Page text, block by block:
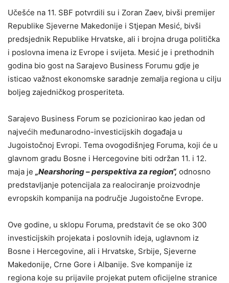
Učešće na 11. SBF potvrdili su i Zoran Zaev, bivši premijer
Republike Sjeverne Makedonije i Stjepan Mesić, bivši
predsjednik Republike Hrvatske, ali i brojna druga politička
i poslovna imena iz Evrope i svijeta. Mesić je i prethodnih
godina bio gost na Sarajevo Business Forumu gdje je
isticao važnost ekonomske saradnje zemalja regiona u cilju
boljeg zajedničkog prosperiteta.
Sarajevo Business Forum se pozicionirao kao jedan od
najvećih međunarodno-investicijskih događaja u
Jugoistočnoj Evropi. Tema ovogodišnjeg Foruma, koji će u
glavnom gradu Bosne i Hercegovine biti održan 11. i 12.
maja je „Nearshoring – perspektiva za region“, odnosno
predstavljanje potencijala za realociranje proizvodnje
evropskih kompanija na područje Jugoistočne Evrope.
Ove godine, u sklopu Foruma, predstavit će se oko 300
investicijskih projekata i poslovnih ideja, uglavnom iz
Bosne i Hercegovine, ali i Hrvatske, Srbije, Sjeverne
Makedonije, Crne Gore i Albanije. Sve kompanije iz
regiona koje su prijavile projekat putem oficijelne stranice